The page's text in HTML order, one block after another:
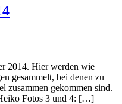
2014. Hier werden wie
gesammelt, bei denen zu
zusammen gekommen sind.
Fotos 3 und 4: […]